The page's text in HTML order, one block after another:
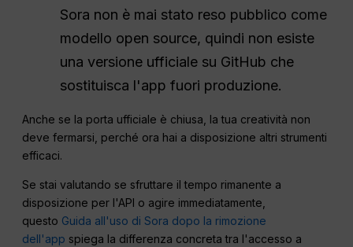
Sora non è mai stato reso pubblico come
modello open source, quindi non esiste
una versione ufficiale su GitHub che
sostituisca l'app fuori produzione.
Anche se la porta ufficiale è chiusa, la tua creatività non
deve fermarsi, perché ora hai a disposizione altri strumenti
efficaci.
Se stai valutando se sfruttare il tempo rimanente a
disposizione per l'API o agire immediatamente,
questo Guida all'uso di Sora dopo la rimozione
dell'app spiega la differenza concreta tra l'accesso a